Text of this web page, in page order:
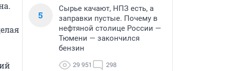
5
Сырье качают, НПЗ есть, а
заправки пустые. Почему в
нефтяной столице России —
Тюмени — закончился
бензин
29 951 298